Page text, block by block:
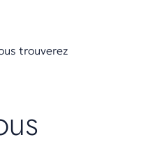
trouverez